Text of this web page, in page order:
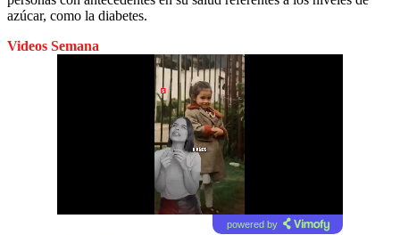
azúcar, como la diabetes.
Videos Semana
powered by